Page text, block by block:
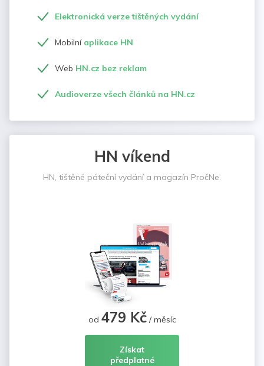
Elektronická verze tištěných vydání
Mobilní aplikace HN
Web HN.cz bez reklam
Audioverze všech článků na HN.cz
HN víkend
HN, tištěné páteční vydání a magazín PročNe.
od 479 Kč/ měsíc
Získat
předplatné